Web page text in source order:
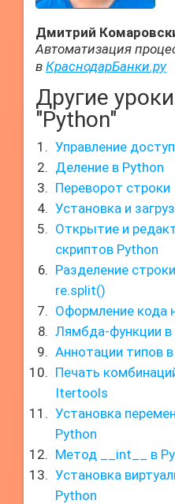
Дмитрий
Автоматизация
в КраснодарБанки.ру
Другие
"Python"
Управление
Деление в Python
Переворот строки
Установка и
Открытие и
скриптов Python
Разделение
re.split()
Оформление кода
Лямбда-функции в
Аннотации типов
Печать
Itertools
Установка
Python
Метод __int__ в
Установка
Python